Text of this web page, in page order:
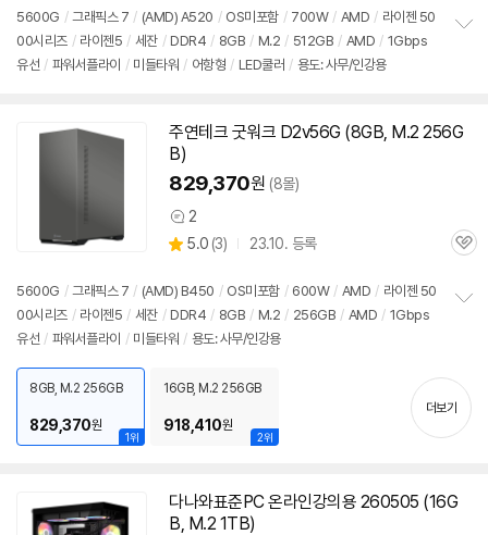
5600G / 그래픽스 7 / (AMD) A520 / OS미포함 / 700W / AMD / 라이젠 50
00시리즈 / 라이젠5 / 세잔 / DDR4 / 8GB / M.2 / 512GB / AMD / 1Gbps
유선 / 파워서플라이 / 미들타워 / 어항형 / LED쿨러 / 용도: 사무/인강용
주연테크 굿워크 D2v56G (8GB, M.2 256G
B)
829,370원 (8몰)
상
품
견
2
별
5.0 (상
리
뷰
3) 23.10. 등록
관
5600G / 그래픽스 7 / (AMD) B450 / OS미포함 / 600W / AMD / 라이젠 50
00시리즈 / 라이젠5 / 세잔 / DDR4 / 8GB / M.2 / 256GB / AMD / 1Gbps
유선 / 파워서플라이 / 미들타워 / 용도: 사무/인강용
기
1위
8GB, M.2 256GB
829,370원
2위
16GB, M.2 256GB
918,410원
더보기
다나와표준PC 온라인강의용 260505 (16G
B, M.2 1TB)